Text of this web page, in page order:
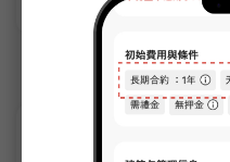
京成曳舟車